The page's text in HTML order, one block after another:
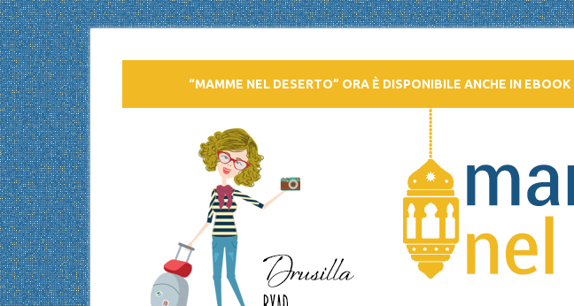
“MAMME NEL DESERTO” ORA È DISPONIBILE ANCHE IN EBOOK